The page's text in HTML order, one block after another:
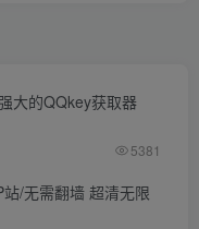
大的QQkey获取器
5381
/无需翻墙 超清无限